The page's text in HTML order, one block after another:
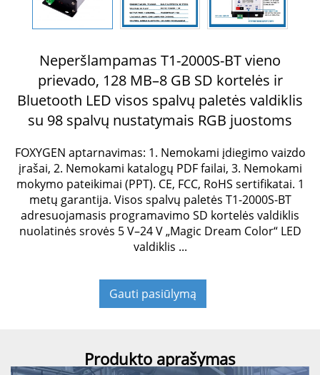
Neperšlampamas T1-2000S-BT vieno
prievado, 128 MB–8 GB SD kortelės ir
Bluetooth LED visos spalvų paletės valdiklis
su 98 spalvų nustatymais RGB juostoms
FOXYGEN aptarnavimas: 1. Nemokami įdiegimo vaizdo
įrašai, 2. Nemokami katalogų PDF failai, 3. Nemokami
mokymo pateikimai (PPT). CE, FCC, RoHS sertifikatai. 1
metų garantija. Visos spalvų paletės T1-2000S-BT
adresuojamasis programavimo SD kortelės valdiklis
nuolatinės srovės 5 V–24 V „Magic Dream Color“ LED
valdiklis ...
Gauti pasiūlymą
Produkto aprašymas